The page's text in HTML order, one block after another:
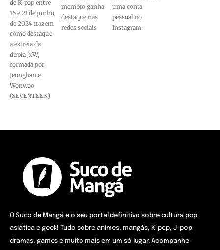
de K-pop entre
16 e 21 de junho
de 2024 trazem
como destaque
a estreia da
dupla JxW,
formada por
Jeonghan e
Wonwoo
(SEVENTEEN)
membro ganha
destaque nas
redes sociais
uma conta
pessoal no
Instagram.
O Suco de Mangá é o seu portal definitivo sobre cultura pop
asiática e geek! Tudo sobre animes, mangás, K-pop, J-pop,
dramas, games e muito mais em um só lugar. Acompanhe